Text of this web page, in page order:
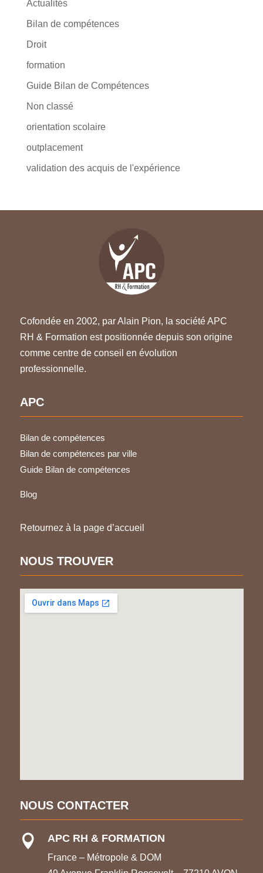
Actualités
Bilan de compétences
Droit
formation
Guide Bilan de Compétences
Non classé
orientation scolaire
outplacement
validation des acquis de l'expérience
Cofondée en 2002, par Alain Pion, la société APC
RH & Formation est positionnée depuis son origine
comme centre de conseil en évolution
professionnelle.
APC
Bilan de compétences
Bilan de compétences par ville
Guide Bilan de compétences
Blog
Retournez à la page d’accueil
NOUS TROUVER
NOUS CONTACTER
 APC RH & FORMATION
France – Métropole & DOM